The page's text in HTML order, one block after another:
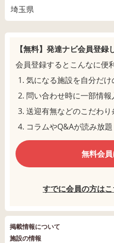
埼玉県
【無料】発達ナビ会員登録
会員登録するとこんなに便
気になる施設を自分だ
問い合わせ時に一部情
送迎有無などのこだわ
コラムやQ&Aが読み放題
無料会
すでに会員の方は
掲載情報について
施設の情報